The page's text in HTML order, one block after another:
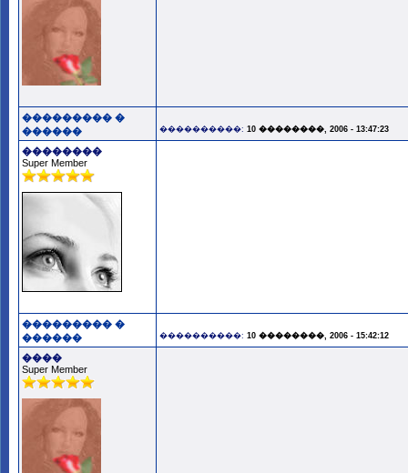
��������� �
������
����������: 10 ��������, 2006 - 13:47:23
��������
Super Member
��������� �
������
����������: 10 ��������, 2006 - 15:42:12
����
Super Member